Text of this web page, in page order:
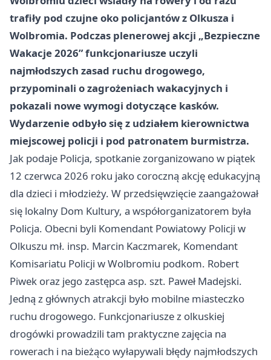
trafiły pod czujne oko policjantów z Olkusza i
Wolbromia. Podczas plenerowej akcji „Bezpieczne
Wakacje 2026” funkcjonariusze uczyli
najmłodszych zasad ruchu drogowego,
przypominali o zagrożeniach wakacyjnych i
pokazali nowe wymogi dotyczące kasków.
Wydarzenie odbyło się z udziałem kierownictwa
miejscowej policji i pod patronatem burmistrza.
Jak podaje Policja, spotkanie zorganizowano w piątek
12 czerwca 2026 roku jako coroczną akcję edukacyjną
dla dzieci i młodzieży. W przedsięwzięcie zaangażował
się lokalny Dom Kultury, a współorganizatorem była
Policja. Obecni byli Komendant Powiatowy Policji w
Olkuszu mł. insp. Marcin Kaczmarek, Komendant
Komisariatu Policji w Wolbromiu podkom. Robert
Piwek oraz jego zastępca asp. szt. Paweł Madejski.
Jedną z głównych atrakcji było mobilne miasteczko
ruchu drogowego. Funkcjonariusze z olkuskiej
drogówki prowadzili tam praktyczne zajęcia na
rowerach i na bieżąco wyłapywali błędy najmłodszych